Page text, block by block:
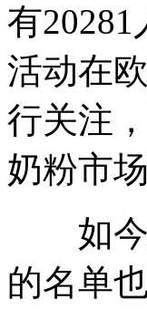
有
活动在
行关注
奶粉市
如今
的名单